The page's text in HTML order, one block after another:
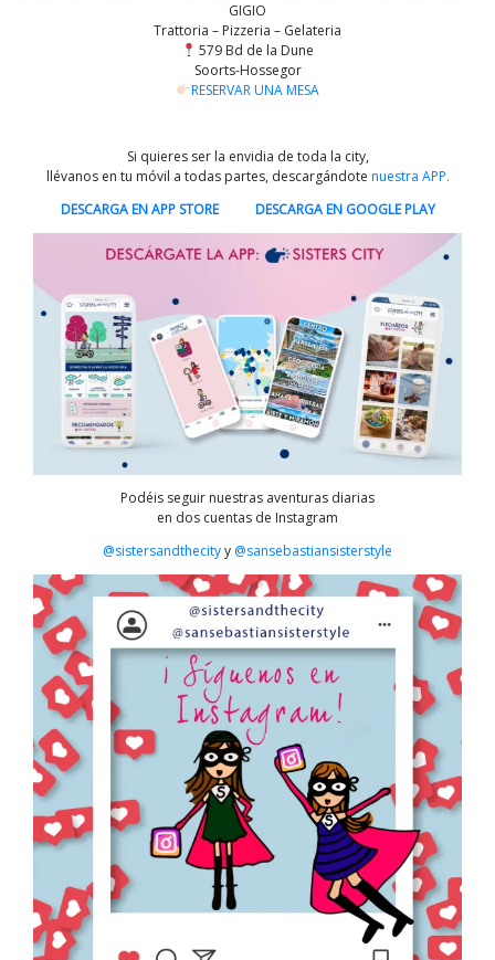
GIGIO
Trattoria – Pizzeria – Gelateria
579 Bd de la Dune
Soorts-Hossegor
RESERVAR UNA MESA
Si quieres ser la envidia de toda la city,
llévanos en tu móvil a todas partes, descargándote nuestra APP.
DESCARGA EN APP STORE
DESCARGA EN GOOGLE PLAY
Podéis seguir nuestras aventuras diarias
en dos cuentas de Instagram
@sistersandthecityy @sansebastiansisterstyle